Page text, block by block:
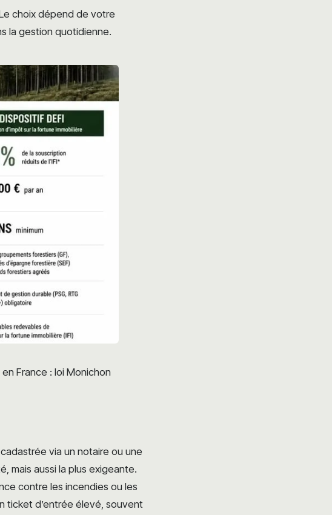
choix dépend de votre
la gestion quotidienne.
France : loi Monichon
via un notaire ou une
mais aussi la plus exigeante.
contre les incendies ou les
ticket d’entrée élevé, souvent